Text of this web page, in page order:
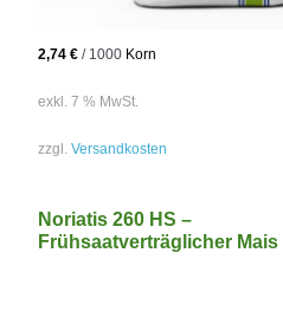
2,74 € / 1000 Korn
exkl. 7 % MwSt.
zzgl. Versandkosten
Noriatis 260 HS –
Frühsaatverträglicher Mais